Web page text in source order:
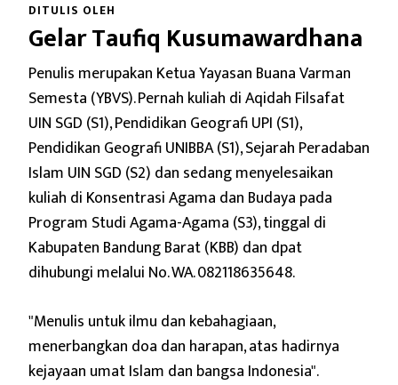
DITULIS OLEH
Gelar Taufiq Kusumawardhana
Penulis merupakan Ketua Yayasan Buana Varman
Semesta (YBVS). Pernah kuliah di Aqidah Filsafat
UIN SGD (S1), Pendidikan Geografi UPI (S1),
Pendidikan Geografi UNIBBA (S1), Sejarah Peradaban
Islam UIN SGD (S2) dan sedang menyelesaikan
kuliah di Konsentrasi Agama dan Budaya pada
Program Studi Agama-Agama (S3), tinggal di
Kabupaten Bandung Barat (KBB) dan dpat
dihubungi melalui No. WA. 082118635648.
"Menulis untuk ilmu dan kebahagiaan,
menerbangkan doa dan harapan,atas hadirnya
kejayaan umat Islam dan bangsa Indonesia".